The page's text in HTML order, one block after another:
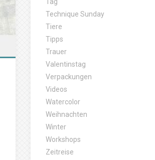
Technique Sunday
Tiere
Tipps
Trauer
Valentinstag
Verpackungen
Videos
Watercolor
Weihnachten
Winter
Workshops
Zeitreise